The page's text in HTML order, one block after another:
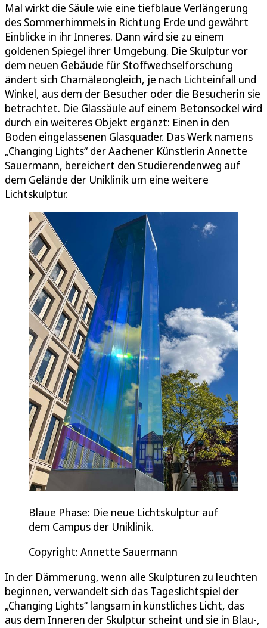
Mal wirkt die Säule wie eine tiefblaue Verlängerung
des Sommerhimmels in Richtung Erde und gewährt
Einblicke in ihr Inneres. Dann wird sie zu einem
goldenen Spiegel ihrer Umgebung. Die Skulptur vor
dem neuen Gebäude für Stoffwechselforschung
ändert sich Chamäleongleich, je nach Lichteinfall und
Winkel, aus dem der Besucher oder die Besucherin sie
betrachtet. Die Glassäule auf einem Betonsockel wird
durch ein weiteres Objekt ergänzt: Einen in den
Boden eingelassenen Glasquader. Das Werk namens
„Changing Lights“ der Aachener Künstlerin Annette
Sauermann, bereichert den Studierendenweg auf
dem Gelände der Uniklinik um eine weitere
Lichtskulptur.
Blaue Phase: Die neue Lichtskulptur auf
dem Campus der Uniklinik.
Copyright: Annette Sauermann
In der Dämmerung, wenn alle Skulpturen zu leuchten
beginnen, verwandelt sich das Tageslichtspiel der
„Changing Lights“ langsam in künstliches Licht, das
aus dem Inneren der Skulptur scheint und sie in Blau-,